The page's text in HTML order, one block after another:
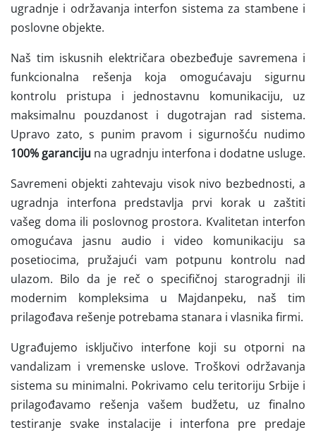
ugradnje i održavanja interfon sistema za stambene i
poslovne objekte.
Naš tim iskusnih električara obezbeđuje savremena i
funkcionalna rešenja koja omogućavaju sigurnu
kontrolu pristupa i jednostavnu komunikaciju, uz
maksimalnu pouzdanost i dugotrajan rad sistema.
Upravo zato, s punim pravom i sigurnošću nudimo
100% garanciju na ugradnju interfona i dodatne usluge.
Savremeni objekti zahtevaju visok nivo bezbednosti, a
ugradnja interfona predstavlja prvi korak u zaštiti
vašeg doma ili poslovnog prostora. Kvalitetan interfon
omogućava jasnu audio i video komunikaciju sa
posetiocima, pružajući vam potpunu kontrolu nad
ulazom. Bilo da je reč o specifičnoj starogradnji ili
modernim kompleksima u Majdanpeku, naš tim
prilagođava rešenje potrebama stanara i vlasnika firmi.
Ugrađujemo isključivo interfone koji su otporni na
vandalizam i vremenske uslove. Troškovi održavanja
sistema su minimalni. Pokrivamo celu teritoriju Srbije i
prilagođavamo rešenja vašem budžetu, uz finalno
testiranje svake instalacije i interfona pre predaje